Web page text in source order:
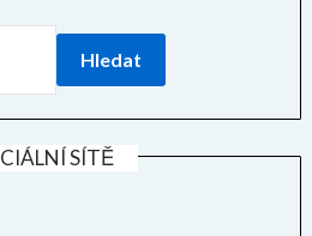
Hledat
SÍTĚ